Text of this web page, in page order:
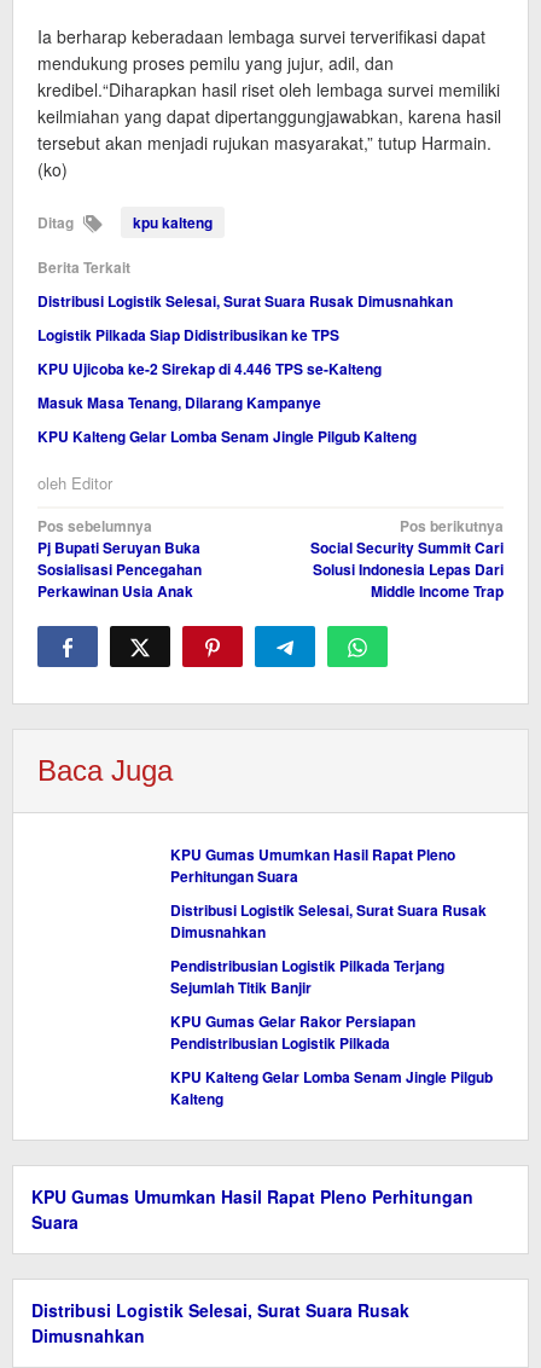
Ia berharap keberadaan lembaga survei terverifikasi dapat
mendukung proses pemilu yang jujur, adil, dan
kredibel.“Diharapkan hasil riset oleh lembaga survei memiliki
keilmiahan yang dapat dipertanggungjawabkan, karena hasil
tersebut akan menjadi rujukan masyarakat,” tutup Harmain.
(ko)
Ditag kpu kalteng
Berita Terkait
Distribusi Logistik Selesai, Surat Suara Rusak Dimusnahkan
Logistik Pilkada Siap Didistribusikan ke TPS
KPU Ujicoba ke-2 Sirekap di 4.446 TPS se-Kalteng
Masuk Masa Tenang, Dilarang Kampanye
KPU Kalteng Gelar Lomba Senam Jingle Pilgub Kalteng
oleh Editor
Navigasi
pos
Pos sebelumnya
Pj Bupati Seruyan Buka
Sosialisasi Pencegahan
Perkawinan Usia Anak
Pos berikutnya
Social Security Summit Cari
Solusi Indonesia Lepas Dari
Middle Income Trap
Baca Juga
KPU Gumas Umumkan Hasil Rapat Pleno
Perhitungan Suara
Distribusi Logistik Selesai, Surat Suara Rusak
Dimusnahkan
Pendistribusian Logistik Pilkada Terjang
Sejumlah Titik Banjir
KPU Gumas Gelar Rakor Persiapan
Pendistribusian Logistik Pilkada
KPU Kalteng Gelar Lomba Senam Jingle Pilgub
Kalteng
KPU Gumas Umumkan Hasil Rapat Pleno Perhitungan
Suara
Distribusi Logistik Selesai, Surat Suara Rusak
Dimusnahkan